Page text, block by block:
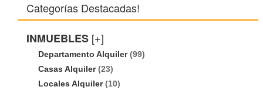
Categorías Destacadas!
INMUEBLES [+]
Departamento Alquiler(99)
Casas Alquiler(23)
Locales Alquiler(10)